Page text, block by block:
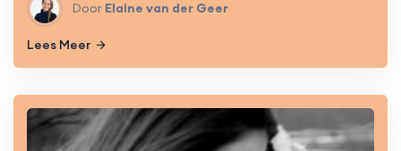
Door Elaine van der Geer
Lees Meer